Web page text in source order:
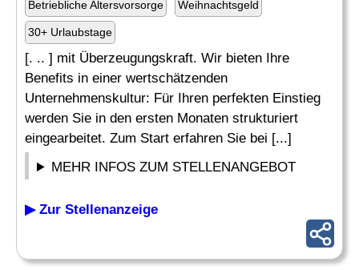
Betriebliche Altersvorsorge Weihnachtsgeld
30+ Urlaubstage
[. .. ] mit Überzeugungskraft. Wir bieten Ihre
Benefits in einer wertschätzenden
Unternehmenskultur: Für Ihren perfekten Einstieg
werden Sie in den ersten Monaten strukturiert
eingearbeitet. Zum Start erfahren Sie bei [...]
MEHR INFOS ZUM STELLENANGEBOT
▶ Zur Stellenanzeige